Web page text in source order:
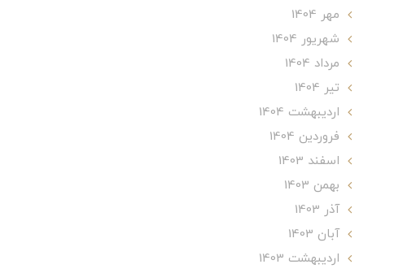
مهر 1404
شهریور 1404
مرداد 1404
تير 1404
ارديبهشت 1404
فروردین 1404
اسفند 1403
بهمن 1403
آذر 1403
آبان 1403
ارديبهشت 1403